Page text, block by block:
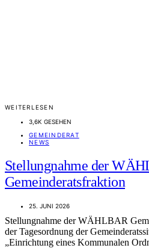
WEITERLESEN
3,6K GESEHEN
GEMEINDERAT
NEWS
Stellungnahme der
Gemeinderatsfraktion
25. JUNI 2026
Stellungnahme der WÄHLBAR
der Tagesordnung der
„Einrichtung eines Kommunalen